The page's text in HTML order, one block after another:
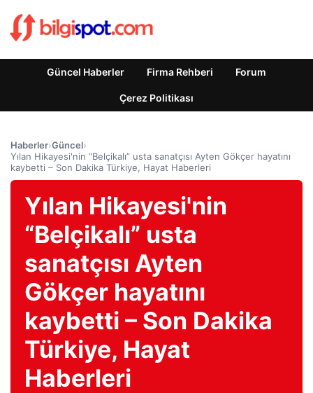
Güncel Haberler Firma Rehberi Forum
Çerez Politikası
Haberler›Güncel›
Yılan Hikayesi'nin “Belçikalı” usta sanatçısı Ayten Gökçer hayatını
kaybetti – Son Dakika Türkiye, Hayat Haberleri
Yılan Hikayesi'nin
“Belçikalı” usta
sanatçısı Ayten
Gökçer hayatını
kaybetti – Son Dakika
Türkiye, Hayat
Haberleri